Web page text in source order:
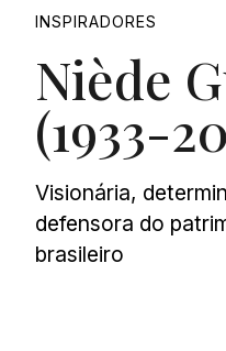
INSPIRADORES
Niède
(1933-
Visionária,
defensora do
brasileiro